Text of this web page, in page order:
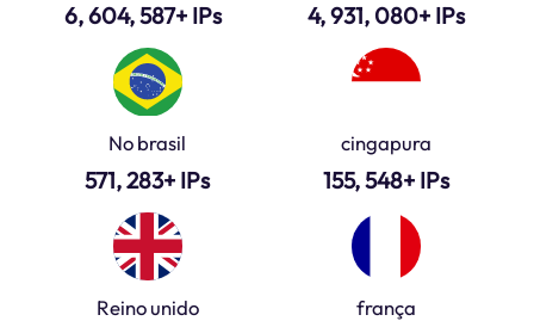
6, 604, 587+ IPs 4, 931, 080+ IPs
No brasil
571, 283+ IPs
cingapura
155, 548+ IPs
Reino unido frança